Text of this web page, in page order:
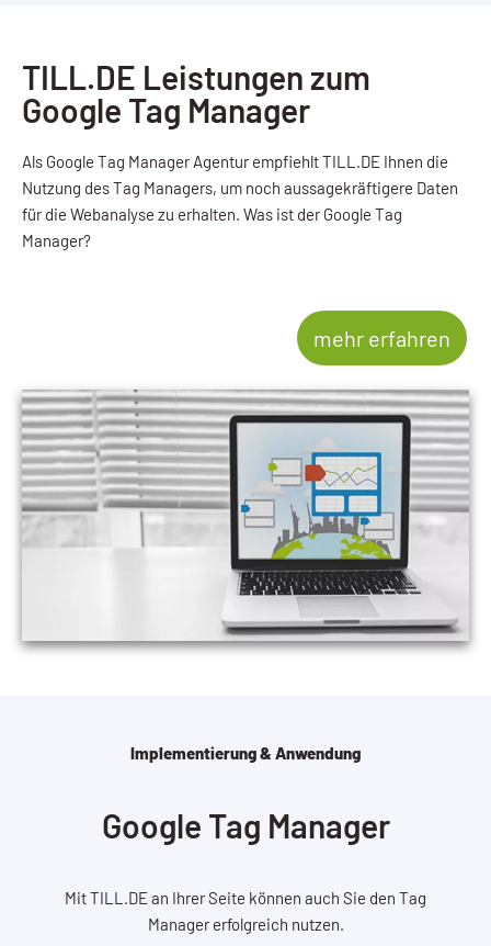
TILL.DE Leistungen zum
Google Tag Manager
Als Google Tag Manager Agentur empfiehlt TILL.DE Ihnen die
Nutzung des Tag Managers, um noch aussagekräftigere Daten
für die Webanalyse zu erhalten. Was ist der Google Tag
Manager?
mehr erfahren
Implementierung & Anwendung
Google Tag Manager
Mit TILL.DE an Ihrer Seite können auch Sie den Tag
Manager erfolgreich nutzen.